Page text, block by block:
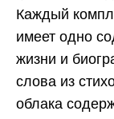
Каждый
имеет одно
жизни и
слова из
облака